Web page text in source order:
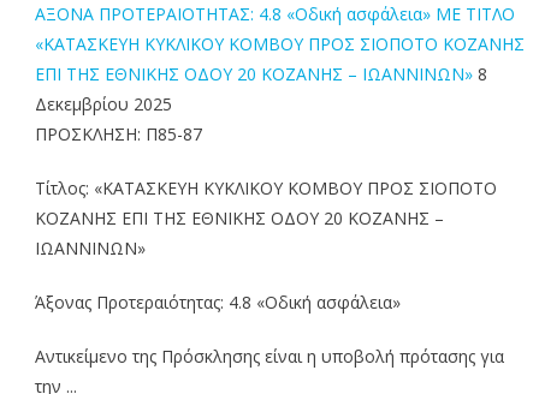
ΑΞΟΝΑ ΠΡΟΤΕΡΑΙΟΤΗΤΑΣ: 4.8 «Οδική ασφάλεια» ΜΕ ΤΙΤΛΟ
«ΚΑΤΑΣΚΕΥΗ ΚΥΚΛΙΚΟΥ ΚΟΜΒΟΥ ΠΡΟΣ ΣΙΟΠΟΤΟ ΚΟΖΑΝΗΣ
ΕΠΙ ΤΗΣ ΕΘΝΙΚΗΣ ΟΔΟΥ 20 ΚΟΖΑΝΗΣ – ΙΩΑΝΝΙΝΩΝ»8
Δεκεμβρίου 2025
ΠΡΟΣΚΛΗΣΗ: Π85-87
Τίτλος: «ΚΑΤΑΣΚΕΥΗ ΚΥΚΛΙΚΟΥ ΚΟΜΒΟΥ ΠΡΟΣ ΣΙΟΠΟΤΟ
ΚΟΖΑΝΗΣ ΕΠΙ ΤΗΣ ΕΘΝΙΚΗΣ ΟΔΟΥ 20 ΚΟΖΑΝΗΣ –
ΙΩΑΝΝΙΝΩΝ»
Άξονας Προτεραιότητας: 4.8 «Οδική ασφάλεια»
Αντικείμενο της Πρόσκλησης είναι η υποβολή πρότασης για
την ...